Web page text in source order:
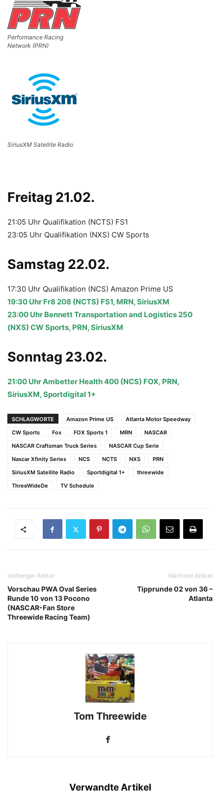
Performance Racing
Network (PRN)
SiriusXM Satellite Radio
Freitag 21.02.
21:05 Uhr Qualifikation (NCTS) FS1
23:05 Uhr Qualifikation (NXS) CW Sports
Samstag 22.02.
17:30 Uhr Qualifikation (NCS) Amazon Prime US
19:30 Uhr Fr8 208 (NCTS) FS1, MRN, SiriusXM
23:00 Uhr Bennett Transportation and Logistics 250
(NXS) CW Sports, PRN, SiriusXM
Sonntag 23.02.
21:00 Uhr Ambetter Health 400 (NCS) FOX, PRN,
SiriusXM, Sportdigital 1+
SCHLAGWORTE Amazon Prime US
Atlanta Motor Speedway
CW Sports
Fox FOX Sports 1 MRN
NASCAR
NASCAR Craftsman Truck Series
NASCAR Cup Serie
Nascar Xfinity Series
NCS NCTS NXS
PRN
SiriusXM Satellite Radio
Sportdigital 1+
threewide
ThreeWideDe
TV Schedule
Vorheriger Artikel
Vorschau PWA Oval Series
Runde 10 von 13 Pocono
(NASCAR-Fan Store
Threewide Racing Team)
Nächster Artikel
Tipprunde 02 von 36 –
Atlanta
Tom Threewide
Verwandte Artikel